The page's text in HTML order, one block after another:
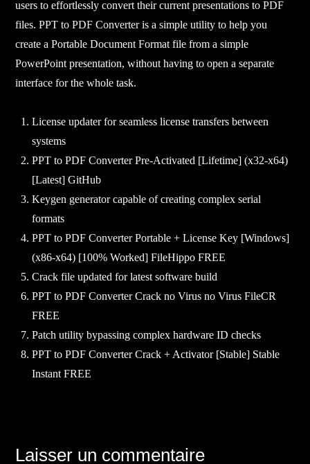
users to effortlessly convert their current presentations to PDF
files. PPT to PDF Converter is a simple utility to help you
create a Portable Document Format file from a simple
PowerPoint presentation, without having to open a separate
interface for the whole task.
License updater for seamless license transfers between
systems
PPT to PDF Converter Pre-Activated [Lifetime] (x32-x64)
[Latest] GitHub
Keygen generator capable of creating complex serial
formats
PPT to PDF Converter Portable + License Key [Windows]
(x86-x64) [100% Worked] FileHippo FREE
Crack file updated for latest software build
PPT to PDF Converter Crack no Virus no Virus FileCR
FREE
Patch utility bypassing complex hardware ID checks
PPT to PDF Converter Crack + Activator [Stable] Stable
Instant FREE
Laisser un commentaire